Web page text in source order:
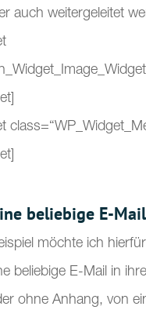
auch weitergeleitet
beliebige E-
möchte ich
beliebige E-Mail in
ohne Anhang, von